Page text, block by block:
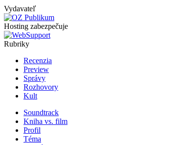
Vydavateľ
Hosting zabezpečuje
Rubriky
Recenzia
Preview
Správy
Rozhovory
Kult
Soundtrack
Kniha vs. film
Profil
Téma